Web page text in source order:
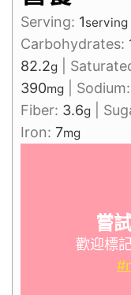
Serving: 1serving
Carbohydrates:
82.2g
390mg Sodium:
Fiber: 3.6g
Iron: 7mg
嘗
歡迎標記